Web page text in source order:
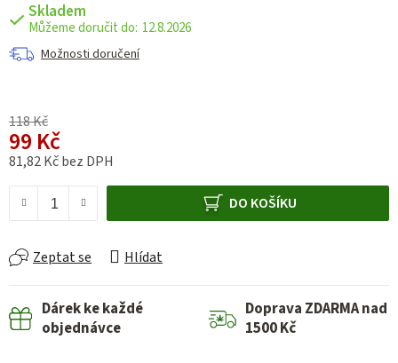
Skladem
12.8.2026
Možnosti doručení
118 Kč
99 Kč
81,82 Kč bez DPH
DO KOŠÍKU
Zeptat se Hlídat
Dárek ke každé
objednávce
Doprava ZDARMA nad
1500 Kč